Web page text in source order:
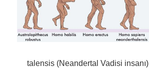
talensis (Neandertal Vadisi insanı)